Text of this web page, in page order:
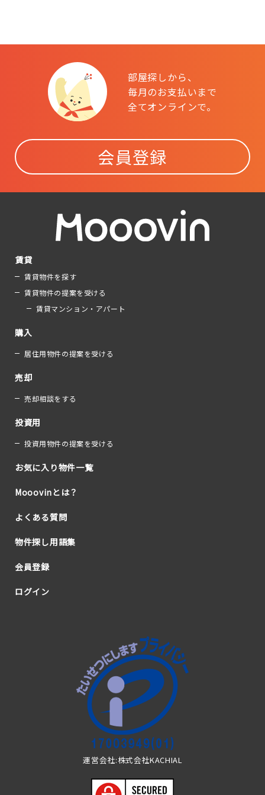
部屋探しから、
毎月のお支払いまで
全てオンラインで。
会員登録
賃貸
賃貸物件を探す
賃貸物件の提案を受ける
賃貸マンション・アパート
購入
居住用物件の提案を受ける
売却
売却相談をする
投資用
投資用物件の提案を受ける
お気に入り物件一覧
Mooovinとは？
よくある質問
物件探し用語集
会員登録
ログイン
運営会社:株式会社KACHIAL